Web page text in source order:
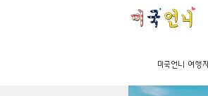
미국언니 여행지